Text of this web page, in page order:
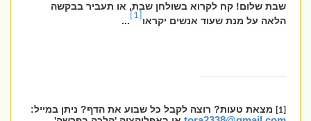
שבת שלום! קח לקרוא בשולחן שבת, או תעביר בבקשה
הלאה על מנת שעוד אנשים יקראו
...
מצאת טעות? רוצה לקבל כל שבוע את הדף? ניתן במייל: